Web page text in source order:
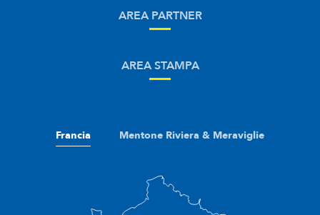
AREA PARTNER
AREA STAMPA
Francia Mentone Riviera & Meraviglie